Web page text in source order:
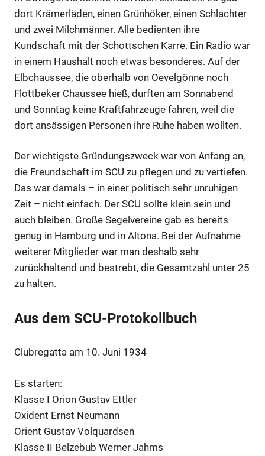
dort Krämerläden, einen Grünhöker, einen Schlachter
und zwei Milchmänner. Alle bedienten ihre
Kundschaft mit der Schottschen Karre. Ein Radio war
in einem Haushalt noch etwas besonderes. Auf der
Elbchaussee, die oberhalb von Oevelgönne noch
Flottbeker Chaussee hieß, durften am Sonnabend
und Sonntag keine Kraftfahrzeuge fahren, weil die
dort ansässigen Personen ihre Ruhe haben wollten.
Der wichtigste Gründungszweck war von Anfang an,
die Freundschaft im SCU zu pflegen und zu vertiefen.
Das war damals – in einer politisch sehr unruhigen
Zeit – nicht einfach. Der SCU sollte klein sein und
auch bleiben. Große Segelvereine gab es bereits
genug in Hamburg und in Altona. Bei der Aufnahme
weiterer Mitglieder war man deshalb sehr
zurückhaltend und bestrebt, die Gesamtzahl unter 25
zu halten.
Aus dem SCU-Protokollbuch
Clubregatta am 10. Juni 1934
Es starten:
Klasse I Orion Gustav Ettler
Oxident Ernst Neumann
Orient Gustav Volquardsen
Klasse II Belzebub Werner Jahms